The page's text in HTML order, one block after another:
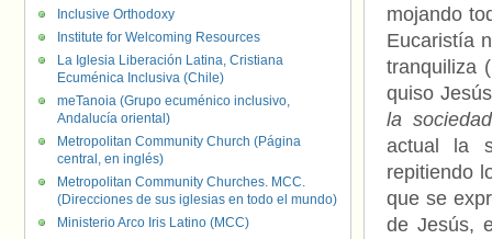
mojando
Eucaristía
tranquiliza
quiso
la sociedad
actual la
repitiendo
que se
de Jesús,
Inclusive Orthodoxy
Institute for Welcoming Resources
La Iglesia Liberación Latina, Cristiana
Ecuménica Inclusiva (Chile)
meTanoia (Grupo ecuménico inclusivo,
Andalucía oriental)
Metropolitan Community Church (Página
central, en inglés)
Metropolitan Community Churches. MCC.
(Direcciones de sus iglesias en todo el mundo)
Ministerio Arco Iris Latino (MCC)